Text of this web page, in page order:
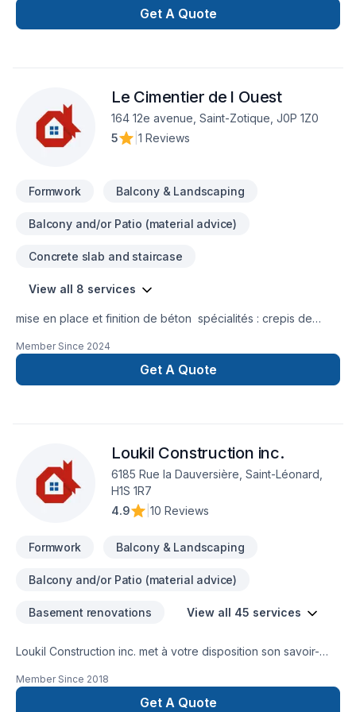
écoute. Service personnalisé !Get A Quote
Le Cimentier de l Ouest
164 12e avenue, Saint-Zotique, J0P 1Z0
5
1 Reviews
Formwork Balcony & Landscaping
Balcony and/or Patio (material advice)
Concrete slab and staircase
View all 8 services
mise en place et finition de béton spécialités : crepis de
monolitique (dalle de garage , spa , cabanon , trottoir)
excavation , coffrage , feraille , mise en place , finition de
béton et décoffrage de A a Z
Member Since 2024
Get A Quote
Loukil Construction inc.
6185 Rue la Dauversière, Saint-Léonard,
H1S 1R7
4.9
10 Reviews
Formwork Balcony & Landscaping
Balcony and/or Patio (material advice)
Basement renovations View all 45 services
Loukil Construction inc. met à votre disposition son savoir-
Coffrage, Commercial, Démolition, Drain français, Excavation,
Excavation intérieur, Fissures, Fondation, Fondations,
Member Since 2018
Get A Quote